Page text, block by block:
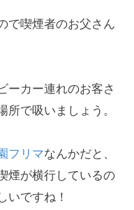
で喫煙者のお父さん
ーカー連れのお客さ
で吸いましょう。
フリマなんかだと、
煙が横行しているの
いですね！